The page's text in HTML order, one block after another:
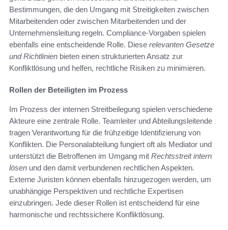
Bestimmungen, die den Umgang mit Streitigkeiten zwischen
Mitarbeitenden oder zwischen Mitarbeitenden und der
Unternehmensleitung regeln. Compliance-Vorgaben spielen
ebenfalls eine entscheidende Rolle. Diese relevanten Gesetze
und Richtlinien bieten einen strukturierten Ansatz zur
Konfliktlösung und helfen, rechtliche Risiken zu minimieren.
Rollen der Beteiligten im Prozess
Im Prozess der internen Streitbeilegung spielen verschiedene
Akteure eine zentrale Rolle. Teamleiter und Abteilungsleitende
tragen Verantwortung für die frühzeitige Identifizierung von
Konflikten. Die Personalabteilung fungiert oft als Mediator und
unterstützt die Betroffenen im Umgang mit Rechtsstreit intern
lösen und den damit verbundenen rechtlichen Aspekten.
Externe Juristen können ebenfalls hinzugezogen werden, um
unabhängige Perspektiven und rechtliche Expertisen
einzubringen. Jede dieser Rollen ist entscheidend für eine
harmonische und rechtssichere Konfliktlösung.